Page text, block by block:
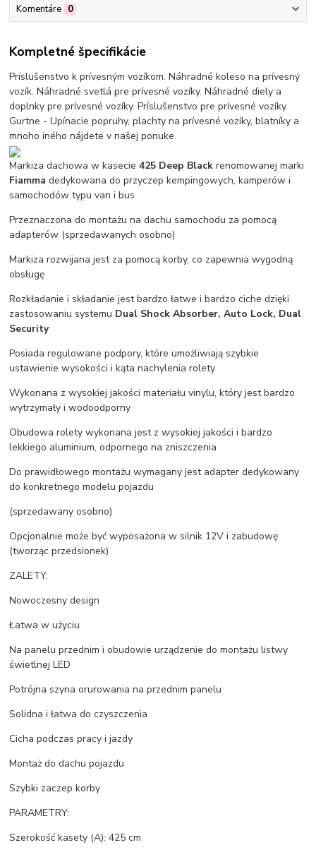
Komentáre 0
Kompletné špecifikácie
Príslušenstvo k prívesným vozíkom. Náhradné koleso na prívesný
vozík. Náhradné svetlá pre prívesné vozíky. Náhradné diely a
doplnky pre prívesné vozíky. Príslušenstvo pre prívesné vozíky.
Gurtne - Upínacie popruhy, plachty na prívesné vozíky, blatníky a
mnoho iného nájdete v našej ponuke.
Markiza dachowa w kasecie425 Deep Black renomowanej marki
Fiammadedykowana do przyczep kempingowych, kamperów i
samochodów typu van i bus
Przeznaczona do montażu na dachu samochodu za pomocą
adapterów (sprzedawanych osobno)
Markiza rozwijana jest za pomocą korby, co zapewnia wygodną
obsługę
Rozkładanie i składanie jest bardzo łatwe i bardzo ciche dzięki
zastosowaniu systemu Dual Shock Absorber, Auto Lock, Dual
Security
Posiada regulowane podpory, które umożliwiają szybkie
ustawienie wysokości i kąta nachylenia rolety
Wykonana z wysokiej jakości materiału vinylu, który jest bardzo
wytrzymały i wodoodporny
Obudowa rolety wykonana jest z wysokiej jakości i bardzo
lekkiego aluminium, odpornego na zniszczenia
Do prawidłowego montażu wymagany jest adapter dedykowany
do konkretnego modelu pojazdu
(sprzedawany osobno)
Opcjonalnie może być wyposażona w silnik 12V i zabudowę
(tworząc przedsionek)
ZALETY:
Nowoczesny design
Łatwa w użyciu
Na panelu przednim i obudowie urządzenie do montażu listwy
świetlnej LED
Potrójna szyna orurowania na przednim panelu
Solidna i łatwa do czyszczenia
Cicha podczas pracy i jazdy
Montaż do dachu pojazdu
Szybki zaczep korby
PARAMETRY:
Szerokość kasety (A): 425 cm